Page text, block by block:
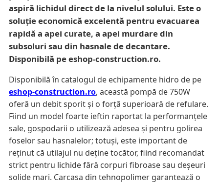
aspiră lichidul direct de la nivelul solului. Este o
soluție economică excelentă pentru evacuarea
rapidă a apei curate, a apei murdare din
subsoluri sau din hasnale de decantare.
Disponibilă pe eshop-construction.ro.
Disponibilă în catalogul de echipamente hidro de pe
eshop-construction.ro, această pompă de 750W
oferă un debit sporit și o forță superioară de refulare.
Fiind un model foarte ieftin raportat la performanțele
sale, gospodarii o utilizează adesea și pentru golirea
foselor sau hasnalelor; totuși, este important de
reținut că utilajul nu deține tocător, fiind recomandat
strict pentru lichide fără corpuri fibroase sau deșeuri
solide mari. Carcasa din tehnopolimer garantează o